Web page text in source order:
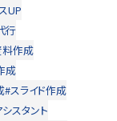
UP
行
料作成
成
#スライド作成
スタント